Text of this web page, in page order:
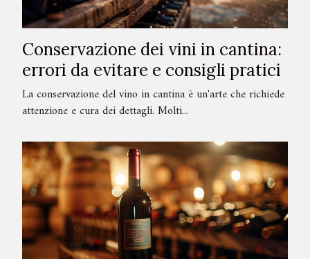
Conservazione dei vini in cantina:
errori da evitare e consigli pratici
La conservazione del vino in cantina è un'arte che richiede
attenzione e cura dei dettagli. Molti...